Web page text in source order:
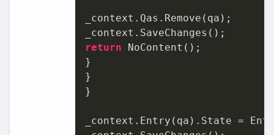
_context.Qas.Remove(qa);
return NoContent();
}
}
}
_context.Entry(qa).State =